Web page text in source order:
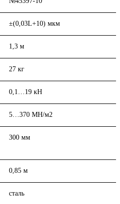
±(0,03L+10) мкм
1,3 м
27 кг
0,1…19 кН
5…370 МН/м2
300 мм
0,85 м
сталь